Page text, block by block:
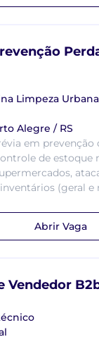
Limpeza
Alegre / RS
em prevenção
de estoque
(geral e
Abrir Vaga
Vendedor